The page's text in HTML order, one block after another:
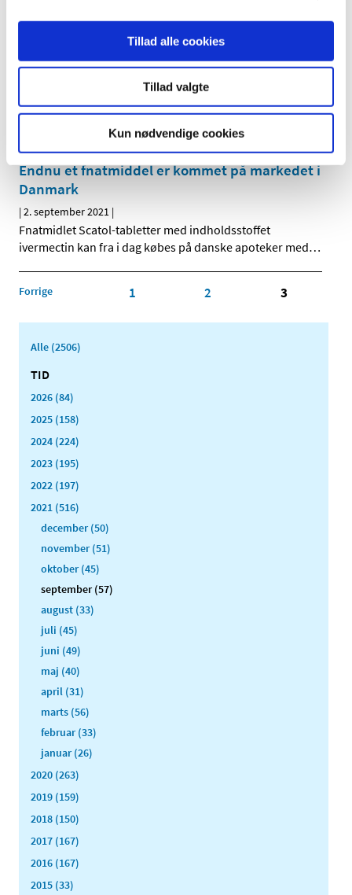
Tillad alle cookies
Tillad valgte
Kun nødvendige cookies
Status på behandlede indberetninger om
formodede bivirkninger ved Comirnaty
(Pfizer/BioNTech), uge 35
Lægemiddelstyrelsen har behandlet i alt 8.655
indberetninger om formodede bivirkninger ved
Endnu et fnatmiddel er kommet på markedet i
Danmark
| 2. september 2021 |
Fnatmidlet Scatol-tabletter med indholdsstoffet
ivermectin kan fra i dag købes på danske apoteker med…
Forrige 1 2 3
Alle (2506)
TID
2026 (84)
2025 (158)
2024 (224)
2023 (195)
2022 (197)
2021 (516)
december (50)
november (51)
oktober (45)
september (57)
august (33)
juli (45)
juni (49)
maj (40)
april (31)
marts (56)
februar (33)
januar (26)
2020 (263)
2019 (159)
2018 (150)
2017 (167)
2016 (167)
2015 (33)